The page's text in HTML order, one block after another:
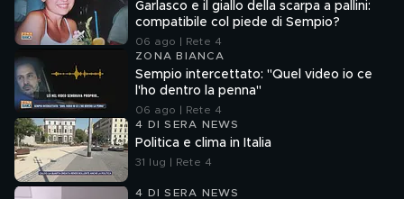
Garlasco e il giallo della scarpa a pallini:
compatibile col piede di Sempio?
06 ago | Rete 4
ZONA BIANCA
Sempio intercettato: "Quel video io ce
l'ho dentro la penna"
06 ago | Rete 4
4 DI SERA NEWS
Politica e clima in Italia
31 lug | Rete 4
4 DI SERA NEWS